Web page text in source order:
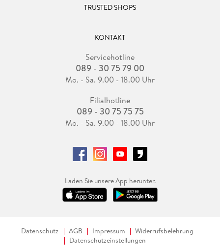
TRUSTED SHOPS
KONTAKT
Servicehotline
089 - 30 75 79 00
Mo. - Sa. 9.00 - 18.00 Uhr
Filialhotline
089 - 30 75 75 75
Mo. - Sa. 9.00 - 18.00 Uhr
Laden Sie unsere App herunter.
Datenschutz AGB Impressum
Widerrufsbelehrung
Datenschutzeinstellungen